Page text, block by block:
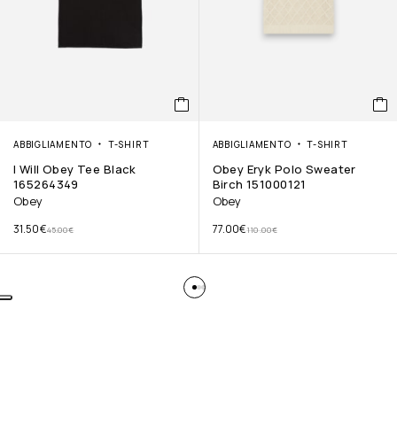
ABBIGLIAMENTO T-SHIRT
I Will Obey Tee Black
165264349
Obey
45.00€
31.50€
ABBIGLIAMENTO T-SHIRT
Obey Eryk Polo Sweater
Birch 151000121
Obey
110.00€
77.00€